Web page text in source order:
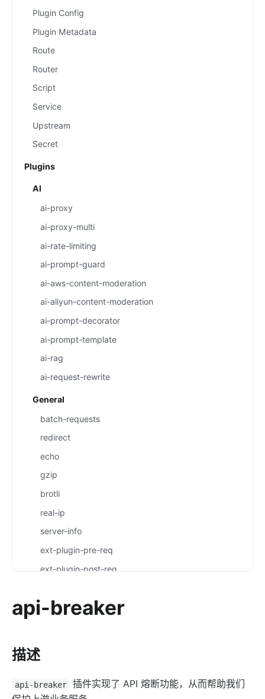
Plugin Config
Plugin Metadata
Route
Router
Script
Service
Upstream
Secret
Plugins
AI
ai-proxy
ai-proxy-multi
ai-rate-limiting
ai-prompt-guard
ai-aws-content-moderation
ai-aliyun-content-moderation
ai-prompt-decorator
ai-prompt-template
ai-rag
ai-request-rewrite
General
batch-requests
redirect
echo
gzip
brotli
real-ip
server-info
ext-plugin-pre-req
ext-plugin-post-req
inspect
Transformation
error-page
api-breaker
描述
api-breaker
插件实现了 API 熔断功能，从而帮助我们